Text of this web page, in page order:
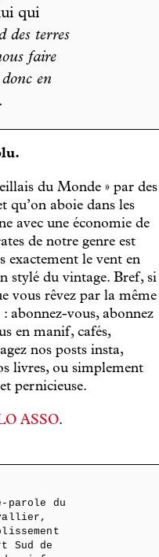
qui
des terres
faire
en
du Monde » par des
qu’on aboie dans les
avec une économie de
de notre genre est
exactement le vent en
stylé du vintage. Bref, si
vous rêvez par la même
abonnez-vous, abonnez
en manif, cafés,
nos posts insta,
livres, ou simplement
pernicieuse.
ASSO.
parole du
Sud de